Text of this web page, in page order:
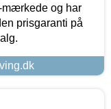
mærkede og har
prisgaranti på